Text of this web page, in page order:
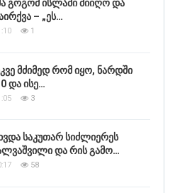
გოგომ ისლამი მიიღო და
– „ეს…
1
მძიმედ რომ იყო, ნარდში
და ისე…
3
საკუთარ სიძლიერეს
და რის გამო…
58